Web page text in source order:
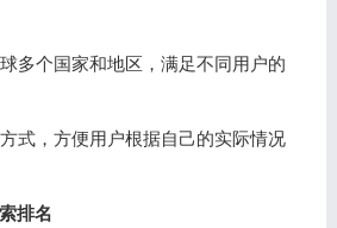
多个国家和地区，满足不同用户的
式，方便用户根据自己的实际情况
排名